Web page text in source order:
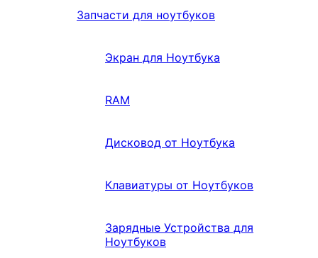
Запчасти для ноутбуков
Экран для Ноутбука
RAM
Дисковод от Ноутбука
Клавиатуры от Ноутбуков
Зарядные Устройства для
Ноутбуков